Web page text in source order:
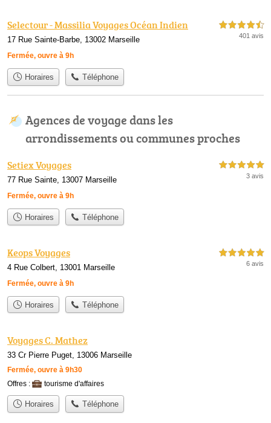
Selectour - Massilia Voyages Océan Indien
17 Rue Sainte-Barbe, 13002 Marseille
Fermée, ouvre à 9h
4,5 étoiles sur 5
401 avis
Horaires Téléphone
Agences de voyage dans les
arrondissements ou communes proches
Setiex Voyages
77 Rue Sainte, 13007 Marseille
Fermée, ouvre à 9h
5,0 étoiles sur 5
3 avis
Horaires Téléphone
Keops Voyages
4 Rue Colbert, 13001 Marseille
Fermée, ouvre à 9h
5,0 étoiles sur 5
6 avis
Horaires Téléphone
Voyages C. Mathez
33 Cr Pierre Puget, 13006 Marseille
Fermée, ouvre à 9h30
Offres :
tourisme d'affaires
Horaires Téléphone